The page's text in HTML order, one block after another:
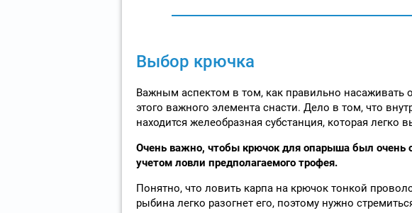
Выбор крючка
Важным аспектом в том, как правильно насаживать
этого важного элемента снасти. Дело в том, что
находится желеобразная субстанция, которая легко
Очень важно, чтобы крючок для опарыша был очень
учетом ловли предполагаемого трофея.
Понятно, что ловить карпа на крючок тонкой
рыбина легко разогнет его, поэтому нужно